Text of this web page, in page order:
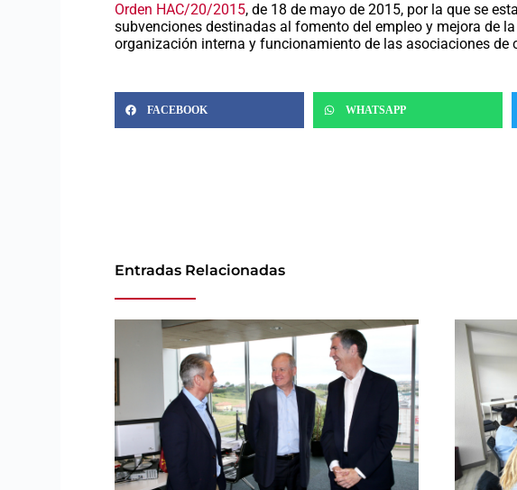
Orden HAC/20/2015, de 18 de mayo de 2015, por la que se
subvenciones destinadas al fomento del empleo y mejora de
organización interna y funcionamiento de las asociaciones
FACEBOOK WHATSAPP
Entradas Relacionadas